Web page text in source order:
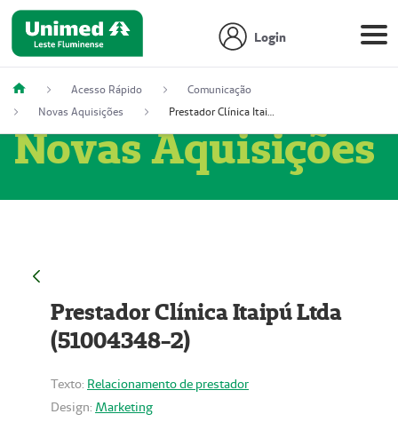
Login
Acesso Rápido
Comunicação
Novas Aquisições
Prestador Clínica Itaipú Ltda (51004348-2)
Novas Aquisições
Prestador Clínica Itaipú Ltda
(51004348-2)
Texto: Relacionamento de prestador
Design: Marketing